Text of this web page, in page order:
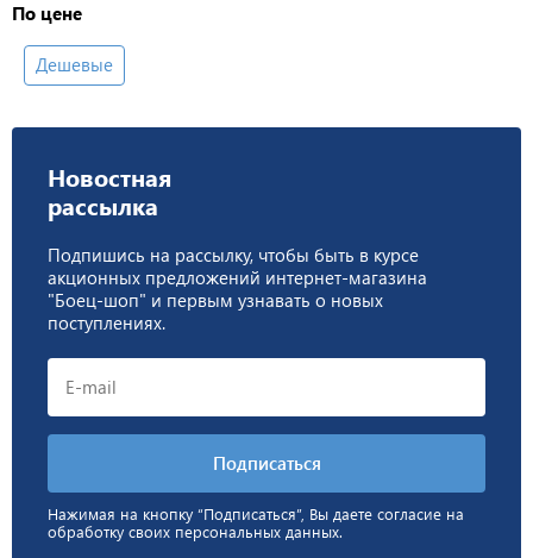
По цене
Дешевые
Новостная
рассылка
Подпишись на рассылку, чтобы быть в курсе
акционных предложений интернет-магазина
"Боец-шоп" и первым узнавать о новых
поступлениях.
Нажимая на кнопку “Подписаться”, Вы даете согласие на
обработку своих персональных данных.